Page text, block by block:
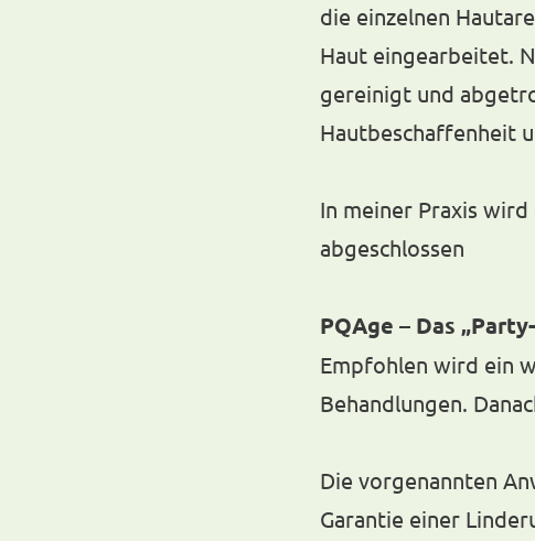
die einzelnen
Haut eingearbeitet.
gereinigt und
Hautbeschaffenheit
In meiner Praxis
abgeschlossen
PQAge – Das
Empfohlen wird ein
Behandlungen.
Die vorgenannten
Garantie einer